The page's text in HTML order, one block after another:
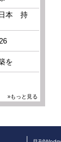
日本 持
を
»もっと見る